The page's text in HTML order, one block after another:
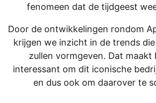
fenomeen dat de tijdgeest
Door de ontwikkelingen rondom
krijgen we inzicht in de trends
zullen vormgeven. Dat maakt
interessant om dit iconische
en dus ook om daarover te